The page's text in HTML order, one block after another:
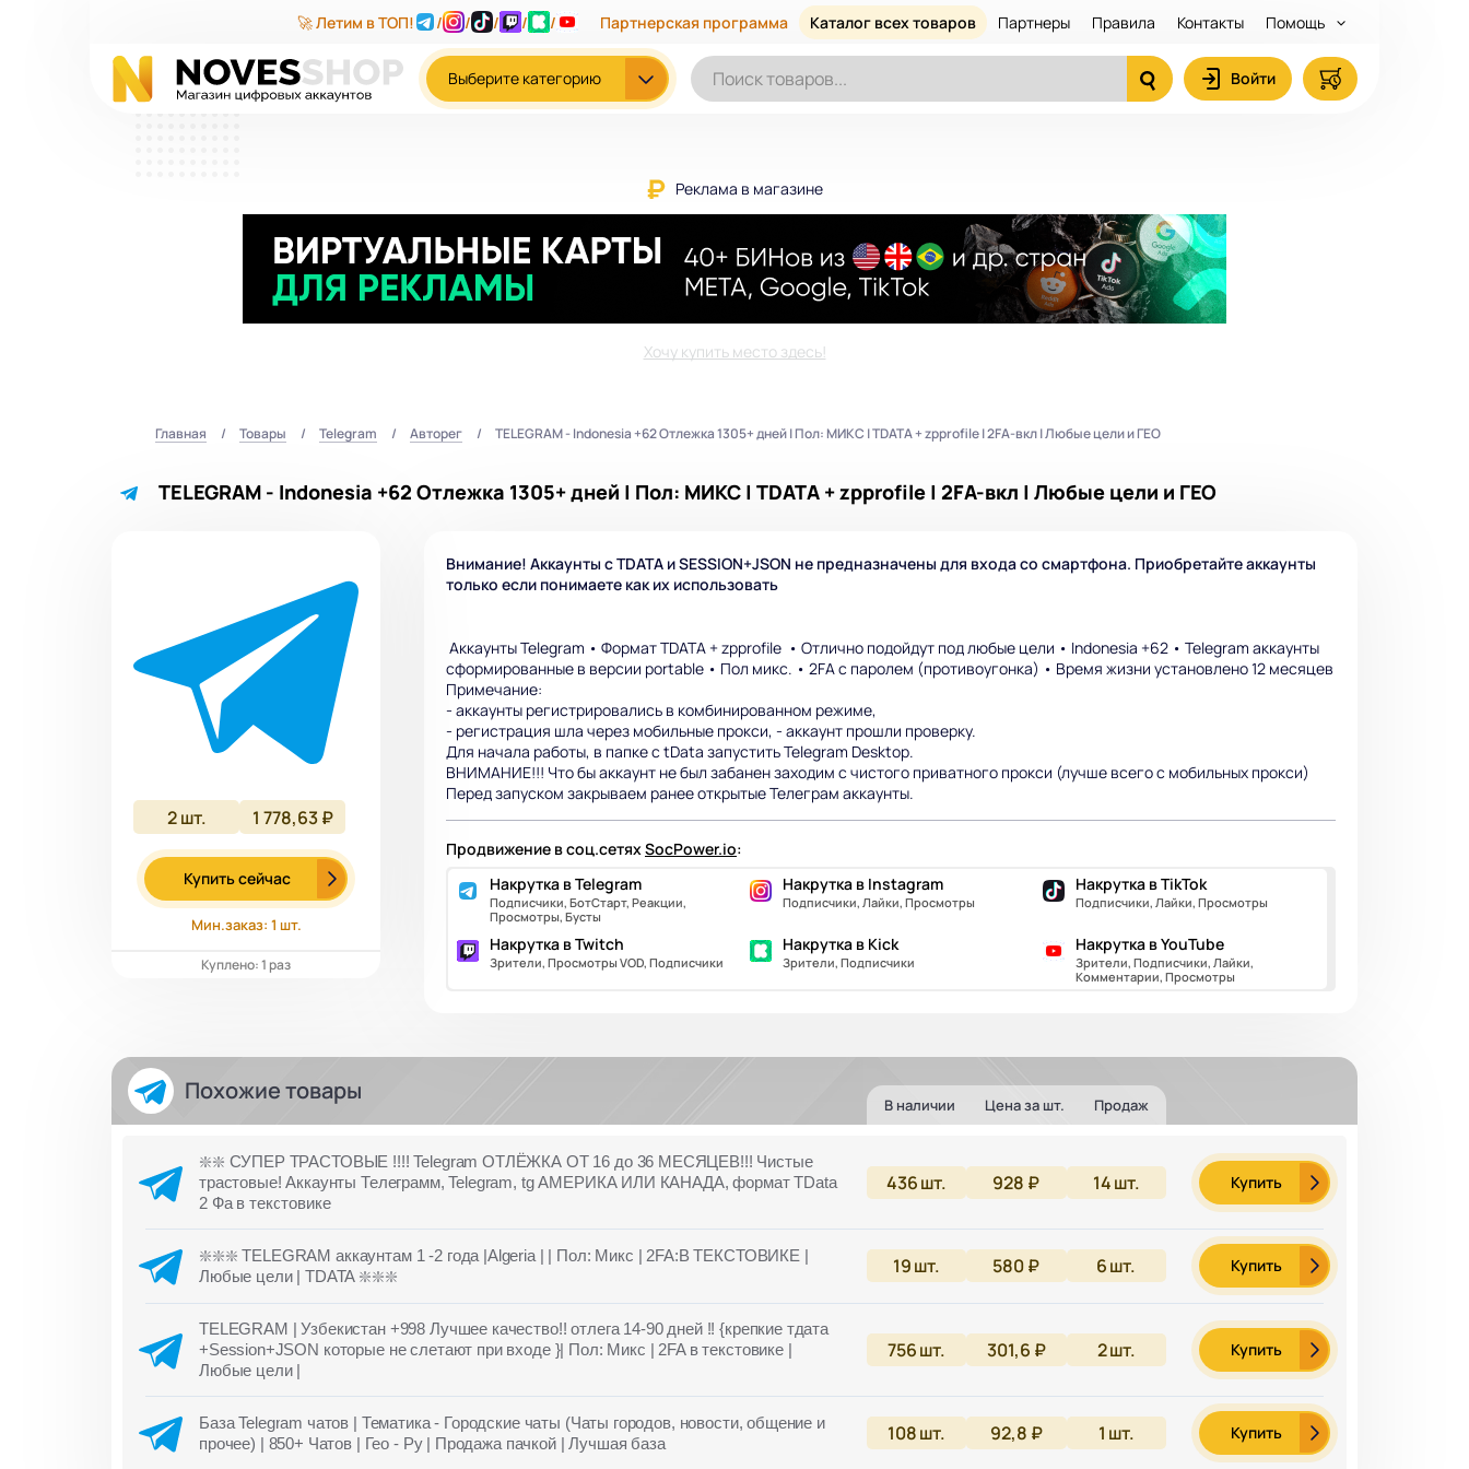
🚀 Летим в ТОП! / / / / / Партнерская программа Каталог всех товаров Партнеры Правила Контакты Помощь
Выберите категорию Войти
Реклама в магазине
Хочу купить место здесь!
Главная Товары Telegram Авторег TELEGRAM - Indonesia +62 Отлежка 1305+ дней | Пол: МИКС | TDATA + zpprofile | 2FA-вкл | Любые цели и ГЕО
TELEGRAM - Indonesia +62 Отлежка 1305+ дней | Пол: МИКС | TDATA + zpprofile | 2FA-вкл | Любые цели и ГЕО
2 шт. 1 778,63 ₽
Купить сейчас
Мин.заказ: 1 шт.
Куплено: 1 раз
Внимание! Аккаунты с TDATA и SESSION+JSON не предназначены для входа со смартфона. Приобретайте аккаунты
только если понимаете как их использовать
Аккаунты Telegram • Формат TDATA + zpprofile • Отлично подойдут под любые цели • Indonesia +62 • Telegram аккаунты
сформированные в версии portable • Пол микс. • 2FA с паролем (противоугонка) • Время жизни установлено 12 месяцев
Примечание:
- аккаунты регистрировались в комбинированном режиме,
- регистрация шла через мобильные прокси, - аккаунт прошли проверку.
Для начала работы, в папке с tData запустить Telegram Desktop.
ВНИМАНИЕ!!! Что бы аккаунт не был забанен заходим с чистого приватного прокси (лучше всего с мобильных прокси)
Перед запуском закрываем ранее открытые Телеграм аккаунты.
Продвижение в соц.сетяхSocPower.io:
Накрутка в Telegram
Подписчики, БотСтарт, Реакции,
Просмотры, Бусты
Накрутка в Instagram
Подписчики, Лайки, Просмотры
Накрутка в TikTok
Подписчики, Лайки, Просмотры
Накрутка в Twitch
Зрители, Просмотры VOD, Подписчики
Накрутка в Kick
Зрители, Подписчики
Накрутка в YouTube
Зрители, Подписчики, Лайки,
Комментарии, Просмотры
Похожие товары В наличии Цена за шт. Продаж
❇️❇️ СУПЕР ТРАСТОВЫЕ !!!! Telegram ОТЛЁЖКА ОТ 16 до 36 МЕСЯЦЕВ!!! Чистые
трастовые! Аккаунты Телеграмм, Telegram, tg АМЕРИКА ИЛИ КАНАДА, формат TData
2 Фа в текстовике
436шт. 928 ₽ 14шт. Купить
❇️❇️❇️ TELEGRAM аккаунтам 1 -2 года |Algeria | | Пол: Микс | 2FA:В ТЕКСТОВИКЕ |
Любые цели | TDATA ❇️❇️❇️
19шт. 580 ₽ 6шт. Купить
TELEGRAM | Узбекистан +998 Лучшее качество!! отлега 14-90 дней !! {крепкие тдата
+Session+JSON которые не слетают при входе }| Пол: Микс | 2FA в текстовике |
Любые цели |
756шт. 301,6 ₽ 2шт. Купить
База Telegram чатов | Тематика - Городские чаты (Чаты городов, новости, общение и
прочее) | 850+ Чатов | Гео - Ру | Продажа пачкой | Лучшая база
108шт. 92,8 ₽ 1 шт. Купить